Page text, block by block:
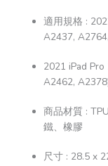
適用規格 :
A2437,
2021 iPad
A2462,
商品材質 :
鐵、橡膠
尺寸 : 28.5 x